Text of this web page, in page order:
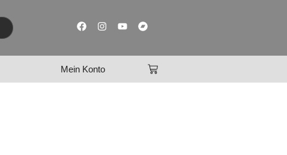
Mein Konto